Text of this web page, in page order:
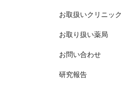
お取扱いクリニック
お取り扱い薬局
お問い合わせ
研究報告